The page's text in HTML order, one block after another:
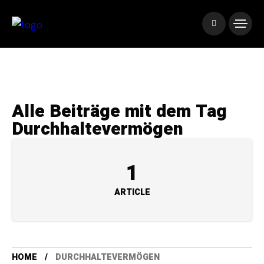
Alle Beiträge mit dem Tag
Durchhaltevermögen
1
ARTICLE
HOME DURCHHALTEVERMÖGEN